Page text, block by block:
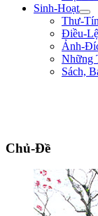
Sinh-Hoạt
Thư-Tín
Điều-
Ảnh-
Những
Sách,
Chủ-Đề